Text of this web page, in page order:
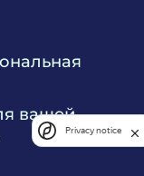
вашей
Privacy notice